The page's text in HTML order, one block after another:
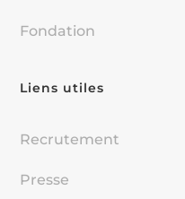
Fondation
Liens utiles
Recrutement
Presse